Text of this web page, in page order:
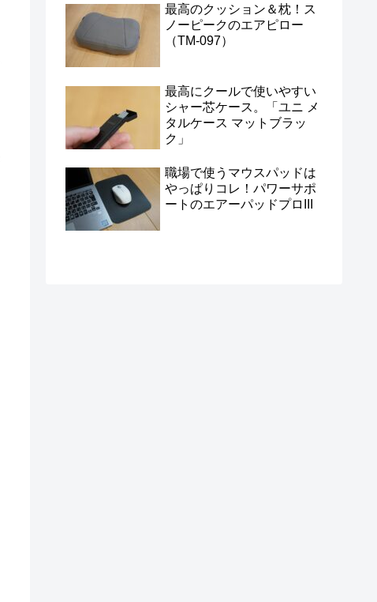
最高のクッション＆枕！ス
ノーピークのエアピロー
（TM-097）
最高にクールで使いやすい
シャー芯ケース。「ユニ メ
タルケース マットブラッ
ク」
職場で使うマウスパッドは
やっぱりコレ！パワーサポ
ートのエアーパッドプロIII